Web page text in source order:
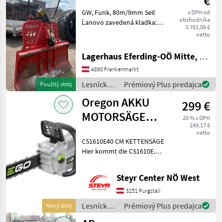
Použitý stroj
s DPH od
obchodníka
3.761,06 €
netto
GW, Funk, 80m/9mm Seil
Ĺanovo zavedená kladka:
Ťahací výkon: 5 t, Rádio
Lesnícke a drevárske stroje
Naviják
Lagerhaus Eferding-OÖ Mitte, Frankenmarkt
4890 Frankenmarkt
Lesnícke a
drevárske
stroje /
Krpan
Prémiový Plus predajca
Nový stroj
Oregon AKKU
MOTORSÄGE
299 €
20 % s DPH
249,17 €
netto
CS1610E40 CM KETTENSÄGE
Hier kommt die CS1610E.
(Kettengeschwindigkeit 20
m/s) durchschneiden Sie
Stämme und Äste ohne
Mühe.
Steyr Center NÖ West
3251 Purgstall
Lesnícke a
drevárske
Prémiový Plus predajca